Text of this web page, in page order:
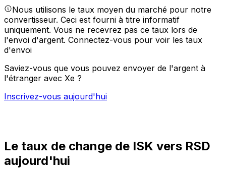
Nous utilisons le taux moyen du marché pour notre
convertisseur. Ceci est fourni à titre informatif
uniquement. Vous ne recevrez pas ce taux lors de
l'envoi d'argent. Connectez-vous pour voir les taux
d'envoi
Saviez-vous que vous pouvez envoyer de l'argent à
l'étranger avec Xe ?
Inscrivez-vous aujourd'hui
Le taux de change de ISK vers RSD
aujourd'hui